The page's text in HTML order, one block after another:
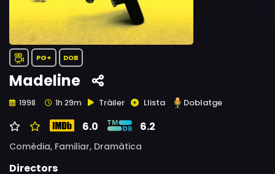
PG+ DOB
Madeline
1998 1h 29m Tràiler Llista Doblatge
6.0 6.2
Comèdia, Familiar, Dramàtica
Directors